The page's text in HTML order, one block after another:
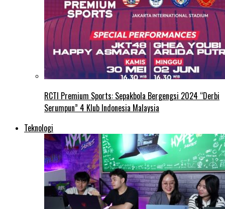
RCTI Premium Sports: Sepakbola Bergengsi 2024 “Derbi
Serumpun” 4 Klub Indonesia Malaysia
Teknologi